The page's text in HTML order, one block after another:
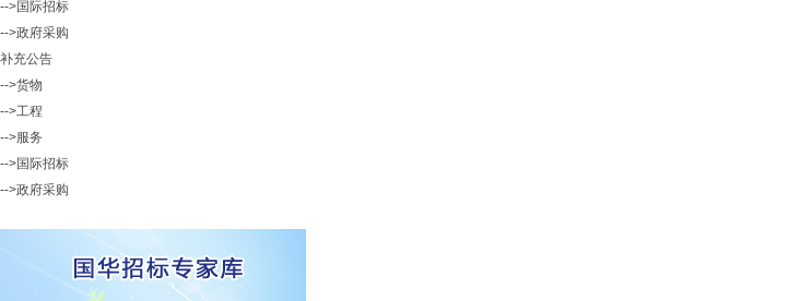
-->国际招标
-->政府采购
补充公告
-->货物
-->工程
-->服务
-->国际招标
-->政府采购